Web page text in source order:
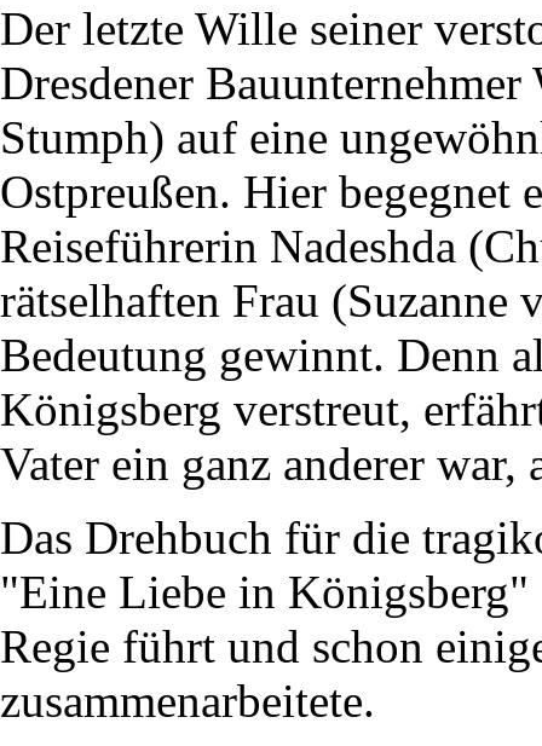
Der letzte Wille seiner
Dresdener
Stumph) auf eine
Ostpreußen. Hier begegnet
Reiseführerin Nadeshda
rätselhaften Frau
Bedeutung gewinnt. Denn
Königsberg verstreut,
Vater ein ganz anderer war,
Das Drehbuch für die
"Eine Liebe in Königsberg"
Regie führt und schon
zusammenarbeitete.